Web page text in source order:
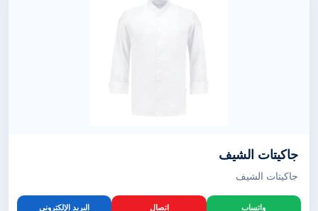
جاكيتات الشيف
جاكيتات الشيف
واتساب اتصال البريد الإلكتروني